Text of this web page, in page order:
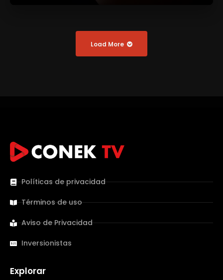
Load More
Políticas de privacidad
Términos de uso
Aviso de Privacidad
Inversionistas
Explorar